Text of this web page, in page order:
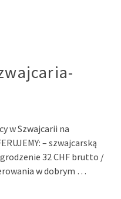
w Szwajcarii na
– szwajcarską
32 CHF brutto /
w dobrym …